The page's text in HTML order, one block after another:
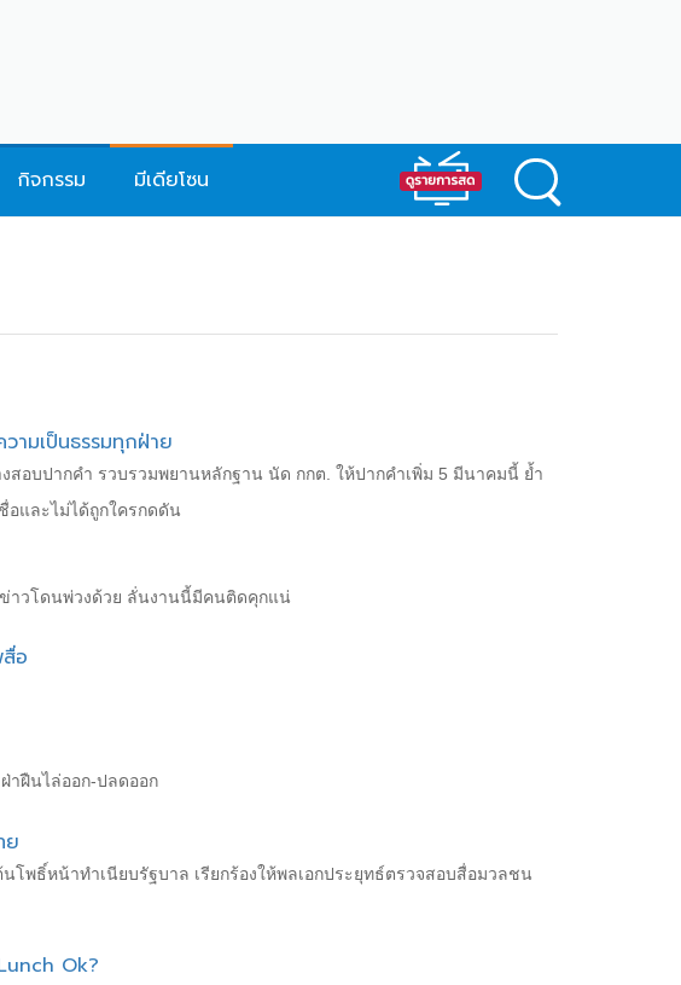
กิจกรรม มีเดียโซน
ามเป็นธรรมทุกฝ่าย
อบปากคำ รวบรวมพยานหลักฐาน นัด กกต. ให้ปากคำเพิ่ม 5 มีนาคมนี้ ย้ำ
อและไม่ได้ถูกใครกดดัน
าวโดนพ่วงด้วย ลั่นงานนี้มีคนติดคุกแน่
อ
าฝืนไล่ออก-ปลดออก
ย
พธิ์หน้าทำเนียบรัฐบาล เรียกร้องให้พลเอกประยุทธ์ตรวจสอบสื่อมวลชน
Ok?